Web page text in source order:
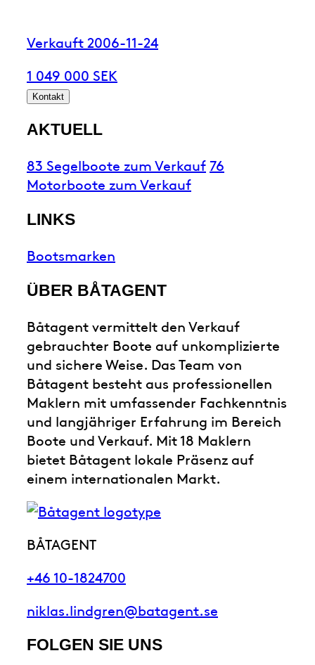
Verkauft 2006-11-24
1 049 000 SEK
Kontakt
AKTUELL
83 Segelboote zum Verkauf76
Motorboote zum Verkauf
LINKS
Bootsmarken
ÜBER BÅTAGENT
Båtagent vermittelt den Verkauf
gebrauchter Boote auf unkomplizierte
und sichere Weise. Das Team von
Båtagent besteht aus professionellen
Maklern mit umfassender Fachkenntnis
und langjähriger Erfahrung im Bereich
Boote und Verkauf. Mit 18 Maklern
bietet Båtagent lokale Präsenz auf
einem internationalen Markt.
BÅTAGENT
+46 10-1824700
niklas.lindgren@batagent.se
FOLGEN SIE UNS